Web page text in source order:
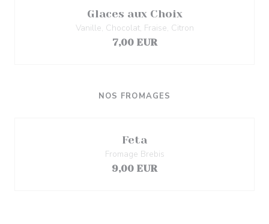
Glaces aux Choix
Vanille, Chocolat, Fraise, Citron
7,00 EUR
NOS FROMAGES
Feta
Fromage Brebis
9,00 EUR